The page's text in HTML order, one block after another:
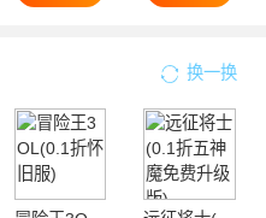
换一换